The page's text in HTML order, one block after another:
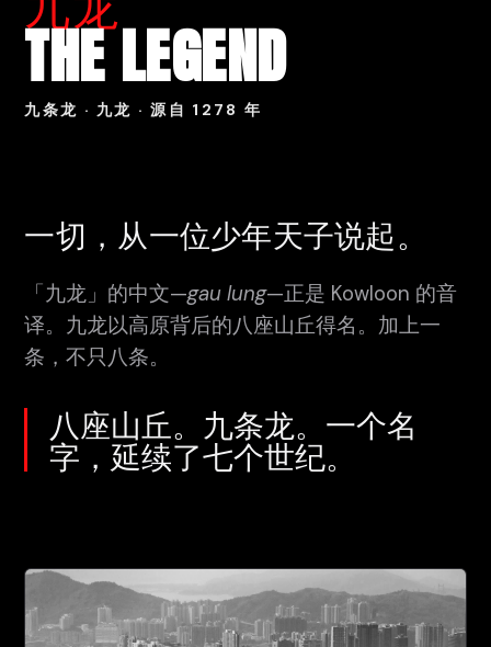
THE LEGEND
九条龙 · 九龙 · 源自 1278 年
一切，从一位少年天子说起。
「九龙」的中文—gau lung—正是 Kowloon 的音
译。九龙以高原背后的八座山丘得名。加上一
条，不只八条。
八座山丘。九条龙。一个名
字，延续了七个世纪。